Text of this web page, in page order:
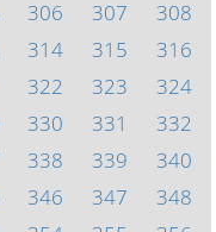
306 307
308
314 315
316
322 323
324
330 331
332
338 339
340
346 347
348